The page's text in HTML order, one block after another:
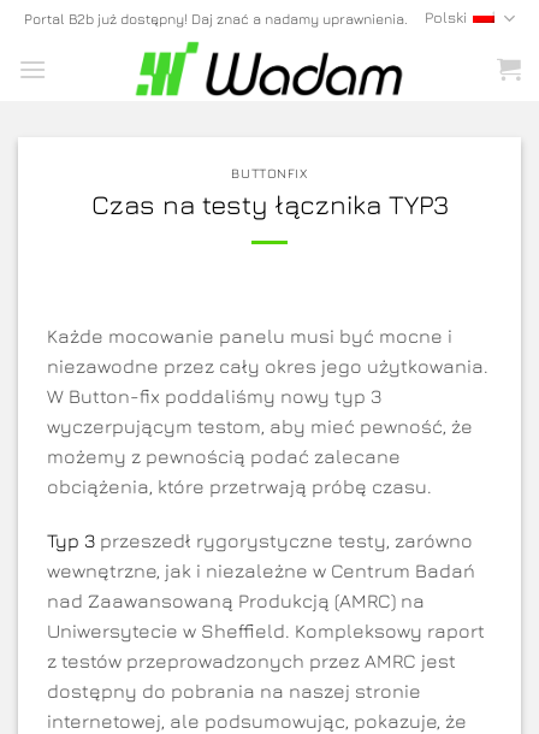
Skip
content
Portal B2b już dostępny! Daj znać a nadamy uprawnienia. Polski
BUTTONFIX
Czas na testy łącznika TYP3
Każde mocowanie panelu musi być mocne i
niezawodne przez cały okres jego użytkowania.
W Button-fix poddaliśmy nowy typ 3
wyczerpującym testom, aby mieć pewność, że
możemy z pewnością podać zalecane
obciążenia, które przetrwają próbę czasu.
Typ 3 przeszedł rygorystyczne testy, zarówno
wewnętrzne, jak i niezależne w Centrum Badań
nad Zaawansowaną Produkcją (AMRC) na
Uniwersytecie w Sheffield. Kompleksowy raport
z testów przeprowadzonych przez AMRC jest
dostępny do pobrania na naszej stronie
internetowej, ale podsumowując, pokazuje, że